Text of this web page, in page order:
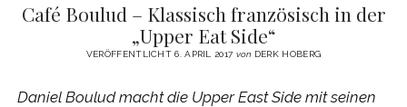
Café Boulud – Klassisch französisch in der
„Upper Eat Side“
VERÖFFENTLICHT 6. APRIL 2017 von DERK HOBERG
Daniel Boulud macht die Upper East Side mit seinen